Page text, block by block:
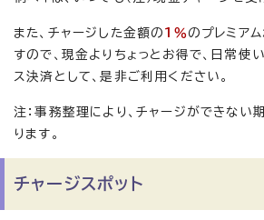
また、チャージした金額の 1％ のプレミア
すので、現金よりちょっとお得で、日常使
ス決済として、是非ご利用ください。
注：事務整理により、チャージができない
ります。
チャージスポット